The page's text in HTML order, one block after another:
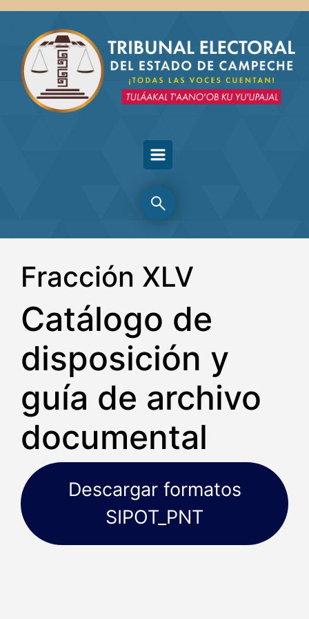
Skip to main content
Fracción XLV
Catálogo de
disposición y
guía de archivo
documental
Descargar formatos
SIPOT_PNT